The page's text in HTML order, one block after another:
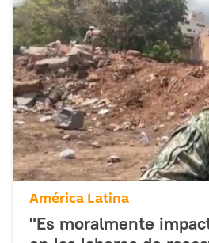
América Latina
"Es moralmente